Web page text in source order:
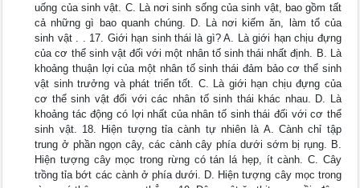
uống của sinh vật. C. Là nơi sinh sống của sinh vật, bao gồm tất
cả những gì bao quanh chúng. D. Là nơi kiếm ăn, làm tổ của
sinh vật . . 17. Giới hạn sinh thái là gì? A. Là giới hạn chịu đựng
của cơ thể sinh vật đối với một nhân tố sinh thái nhất định. B. Là
khoảng thuận lợi của một nhân tố sinh thái đảm bảo cơ thể sinh
vật sinh trưởng và phát triển tốt. C. Là giới hạn chịu đựng của
cơ thể sinh vật đối với các nhân tố sinh thái khác nhau. D. Là
khoảng tác động có lợi nhất của nhân tố sinh thái đối với cơ thể
sinh vật. 18. Hiện tượng tỉa cành tự nhiên là A. Cành chỉ tập
trung ở phần ngọn cây, các cành cây phía dưới sớm bị rụng. B.
Hiện tượng cây mọc trong rừng có tán lá hẹp, ít cành. C. Cây
trồng tỉa bớt các cành ở phía dưới. D. Hiện tượng cây mọc trong